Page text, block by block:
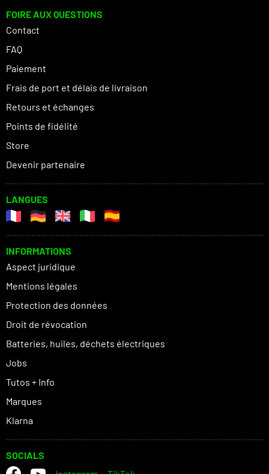
FOIRE AUX QUESTIONS
Contact
FAQ
Paiement
Frais de port et délais de livraison
Retours et échanges
Points de fidélité
Store
Devenir partenaire
LANGUES
INFORMATIONS
Aspect juridique
Mentions légales
Protection des données
Droit de révocation
Batteries, huiles, déchets électriques
Jobs
Tutos + Info
Marques
Klarna
SOCIALS